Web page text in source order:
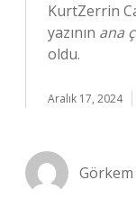
KurtZerrin
yazının ana
oldu.
Aralık 17, 2024
Görkem